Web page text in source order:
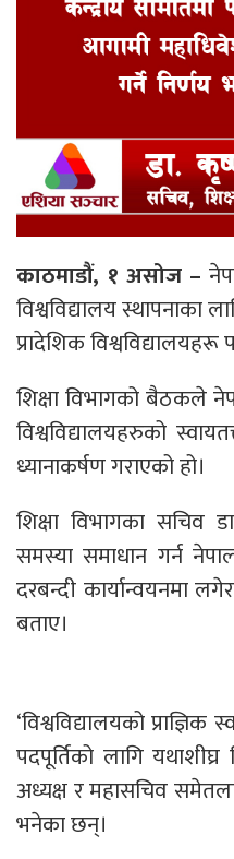
काठमाडौं, १ असोज –
विश्वविद्यालय स्थापनाका
प्रादेशिक विश्वविद्यालयहरू
शिक्षा विभागको बैठकले
विश्वविद्यालयहरुको
ध्यानाकर्षण गराएको हो।
शिक्षा विभागका सचिव
समस्या समाधान गर्न
दरबन्दी कार्यान्वयनमा
बताए।
‘विश्वविद्यालयको
पदपूर्तिको लागि यथाशीघ्र
अध्यक्ष र महासचिव
भनेका छन्।